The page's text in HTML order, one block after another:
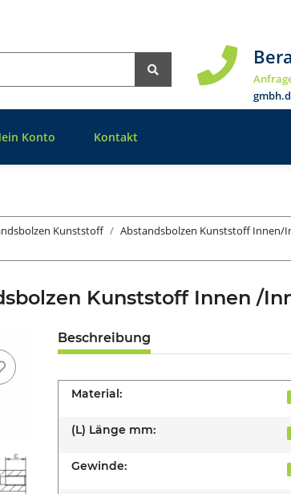
Konto Kontakt
Kunststoff Abstandsbolzen Kunststoff Innen/
Kunststoff Innen /
Beschreibung
Material:
(L) Länge mm:
Gewinde: